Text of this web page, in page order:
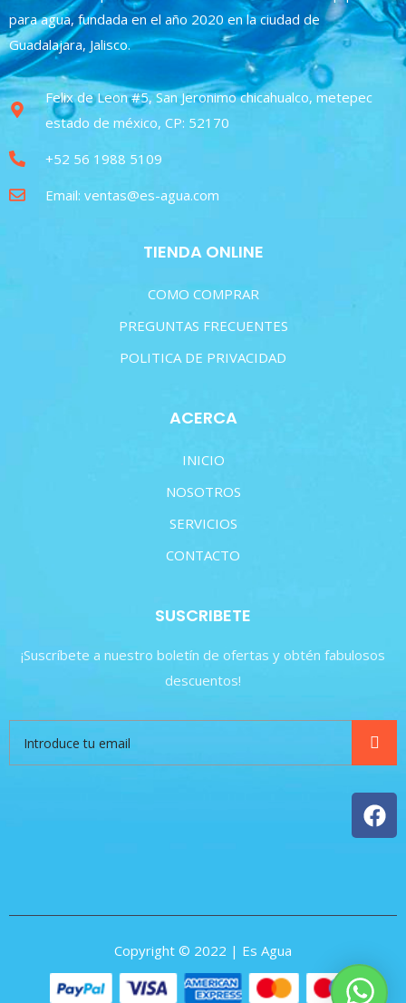
para agua, fundada en el año 2020 en la ciudad de
Guadalajara, Jalisco.
Felix de Leon #5, San Jeronimo chicahualco, metepec
estado de méxico, CP: 52170
+52 56 1988 5109
Email: ventas@es-agua.com
TIENDA ONLINE
COMO COMPRAR
PREGUNTAS FRECUENTES
POLITICA DE PRIVACIDAD
ACERCA
INICIO
NOSOTROS
SERVICIOS
CONTACTO
SUSCRIBETE
¡Suscríbete a nuestro boletín de ofertas y obtén fabulosos
descuentos!
Copyright © 2022 | Es Agua